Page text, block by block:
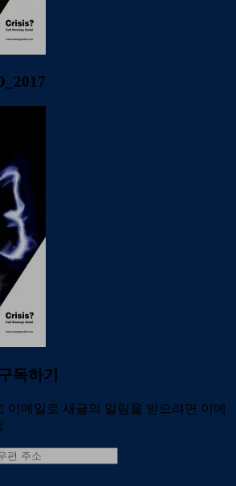
독하기
이메일로 새글의 알림을 받으려면 이메